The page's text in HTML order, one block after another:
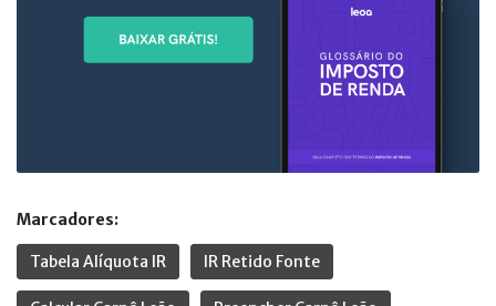
Marcadores:
Tabela Alíquota IR IR Retido Fonte